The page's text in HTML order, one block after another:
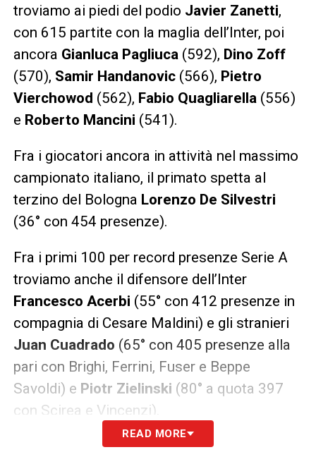
troviamo ai piedi del podio Javier Zanetti,
con 615 partite con la maglia dell’Inter, poi
ancora Gianluca Pagliuca (592), Dino Zoff
(570), Samir Handanovic (566), Pietro
Vierchowod (562), Fabio Quagliarella (556)
e Roberto Mancini (541).
Fra i giocatori ancora in attività nel massimo
campionato italiano, il primato spetta al
terzino del Bologna Lorenzo De Silvestri
(36° con 454 presenze).
Fra i primi 100 per record presenze Serie A
troviamo anche il difensore dell’Inter
Francesco Acerbi (55° con 412 presenze in
compagnia di Cesare Maldini) e gli stranieri
Juan Cuadrado (65° con 405 presenze alla
pari con Brighi, Ferrini, Fuser e Beppe
Savoldi) e Piotr Zielinski (80° a quota 397
con Scirea e Vincenzi).
Nella seguente classifica di presenze in
READ MORE